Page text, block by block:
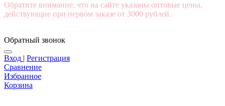
Обратите внимание, что на сайте указаны оптовые цены,
действующие при первом заказе от 3000 рублей.
Обратный звонок
Вход | Регистрация
Сравнение
Избранное
Корзина